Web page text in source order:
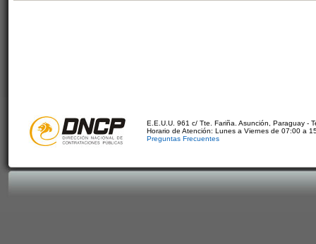
E.E.U.U. 961 c/ Tte. Fariña. Asunción, Paraguay -
Horario de Atención: Lunes a Viernes de 07:00 a
Preguntas Frecuentes